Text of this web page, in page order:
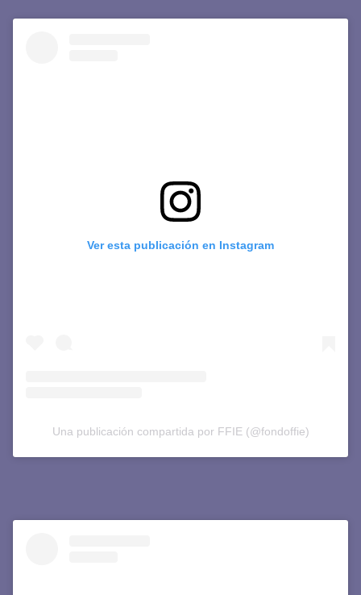
Ver esta publicación en Instagram
Una publicación compartida por FFIE (@fondoffie)